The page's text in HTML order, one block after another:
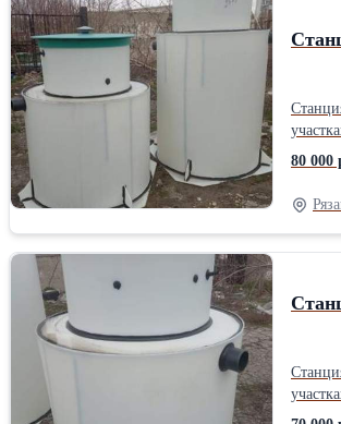
Гарантийный срок 12 месяцев Степень
Высота 1500; Ширина 800;
80 000
давление